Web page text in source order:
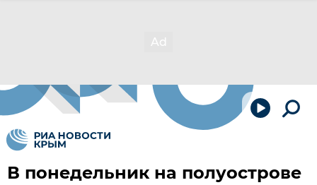
В понедельник на полуострове